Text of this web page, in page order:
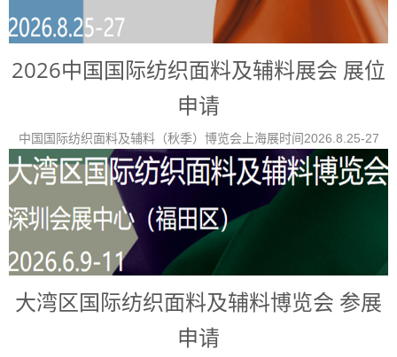
2026中国国际纺织面料及辅料展会 展位
申请
中国国际纺织面料及辅料（秋季）博览会上海展时间2026.8.25-27
大湾区国际纺织面料及辅料博览会 参展
申请